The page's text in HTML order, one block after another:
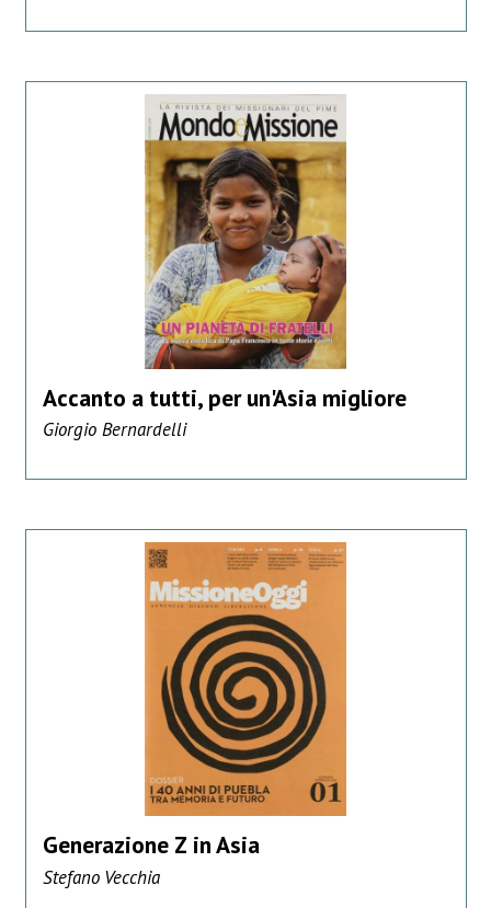
Accanto a tutti, per un'Asia migliore
Giorgio Bernardelli
Generazione Z in Asia
Stefano Vecchia